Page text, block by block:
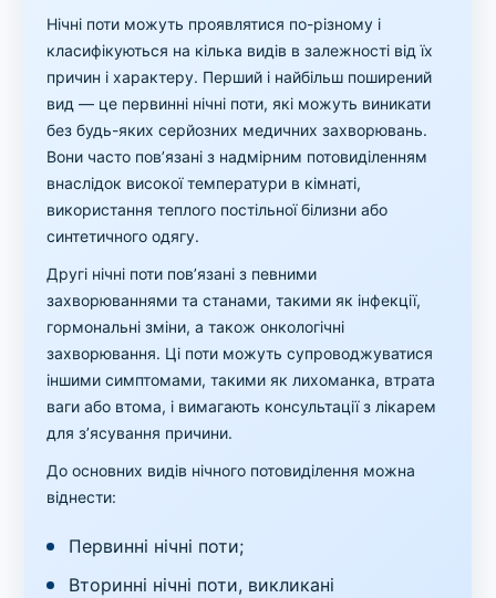
Нічні поти можуть проявлятися по-різному і
класифікуються на кілька видів в залежності від їх
причин і характеру. Перший і найбільш поширений
вид — це первинні нічні поти, які можуть виникати
без будь-яких серйозних медичних захворювань.
Вони часто пов’язані з надмірним потовиділенням
внаслідок високої температури в кімнаті,
використання теплого постільної білизни або
синтетичного одягу.
Другі нічні поти пов’язані з певними
захворюваннями та станами, такими як інфекції,
гормональні зміни, а також онкологічні
захворювання. Ці поти можуть супроводжуватися
іншими симптомами, такими як лихоманка, втрата
ваги або втома, і вимагають консультації з лікарем
для з’ясування причини.
До основних видів нічного потовиділення можна
віднести:
Первинні нічні поти;
Вторинні нічні поти, викликані